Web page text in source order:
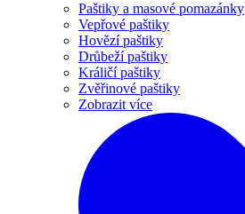
Paštiky a masové pomazánky
Vepřové paštiky
Hovězí paštiky
Drůbeží paštiky
Králičí paštiky
Zvěřinové paštiky
Zobrazit více